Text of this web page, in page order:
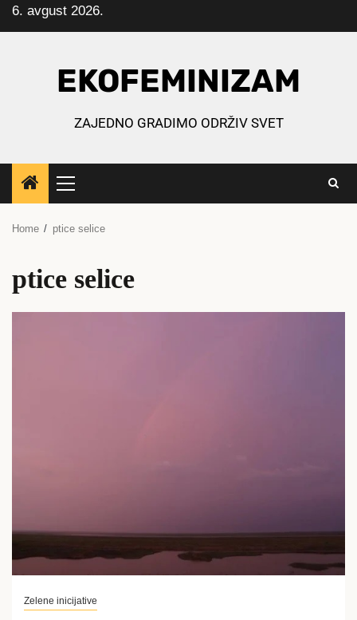
Skip
to
6. avgust 2026.
EKOFEMINIZAM
ZAJEDNO GRADIMO ODRŽIV SVET
Primary
Menu
Home ptice selice
ptice selice
Zelene inicijative